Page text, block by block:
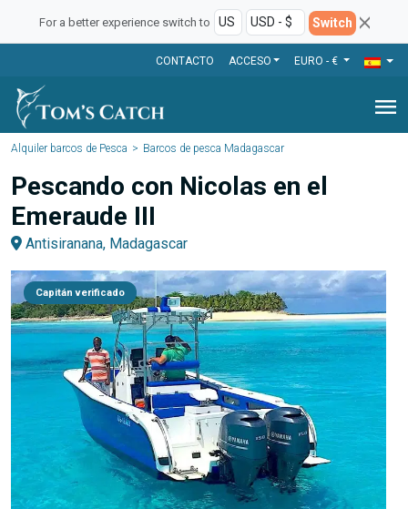
For a better experience switch to Switch
CONTACTO ACCESO EURO - €
menu
Alquiler barcos de Pesca Barcos de pesca Madagascar
Pescando con Nicolas en el
Emeraude III
Antisiranana, Madagascar
Capitán verificado